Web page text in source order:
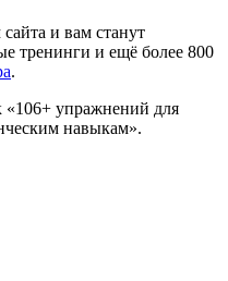
и вам станут
тренинги и ещё более 800
.
«106+ упражнений для
навыкам».